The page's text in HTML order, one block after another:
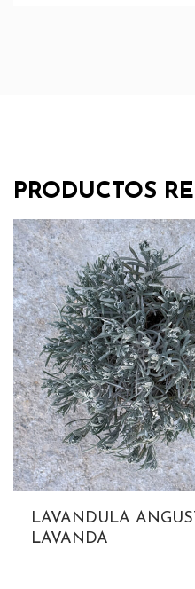
PRODUCTOS
LAVANDULA
LAVANDA